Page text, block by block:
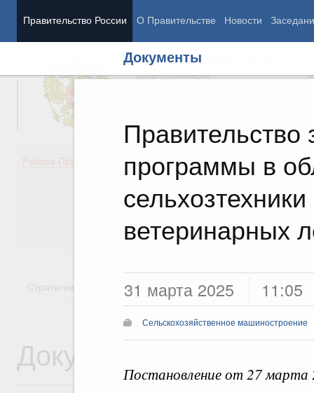
Правительство России О Правительстве Новости
Документы
Правительство
программы в
ветеринарных
31 марта 2025 11:05
Сельскохозяйственное машиностроение
Постановление от 27
Председатель Правительства
Вице-премьеры
Работа Правительства
Демография
Здоровье
Культура
Государство
Стратегии Государственные программы
Документы